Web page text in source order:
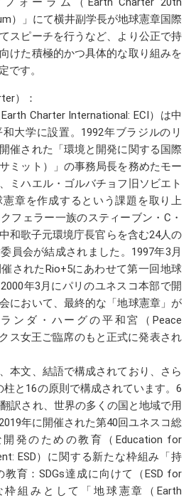
）」にて横井副学長が地球憲章国際
スピーチを行うなど、より公正で持
けた積極的かつ具体的な取り組みを
です。
）：
Charter International: ECI）は中
大学に設置。1992年ブラジルのリ
催された「環境と開発に関する国際
ミット）」の事務局長を務めたモー
ミハエル・ゴルバチョフ旧ソビエト
章を作成するという課題を取り上
フェラー一族のスティーブン・C・
和歌子元環境庁長官らを含む24人の
員会が結成されました。1997年3月
されたRio+5にあわせて第一回地球
年3月にパリのユネスコ本部で開
において、最終的な「地球憲章」が
ンダ・ハーグの平和宮（Peace
ス女王ご臨席のもと正式に発表され
本文、結語で構成されており、さら
と16の原則で構成されています。6
訳され、世界の多くの国と地域で用
年に開催された第40回ユネスコ総
発のための教育（Education for
ESD）に関する新たな枠組み「持
育：SDGs達成に向けて（ESD for
枠組みとして「地球憲章（Earth